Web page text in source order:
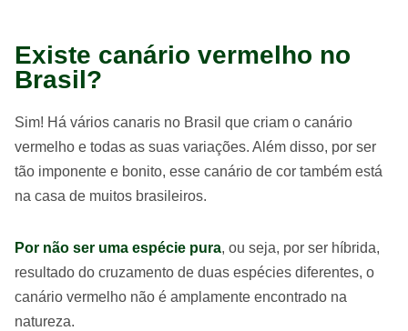
Existe canário vermelho no
Brasil?
Sim! Há vários canaris no Brasil que criam o canário
vermelho e todas as suas variações. Além disso, por ser
tão imponente e bonito, esse canário de cor também está
na casa de muitos brasileiros.
Por não ser uma espécie pura, ou seja, por ser híbrida,
resultado do cruzamento de duas espécies diferentes, o
canário vermelho não é amplamente encontrado na
natureza.